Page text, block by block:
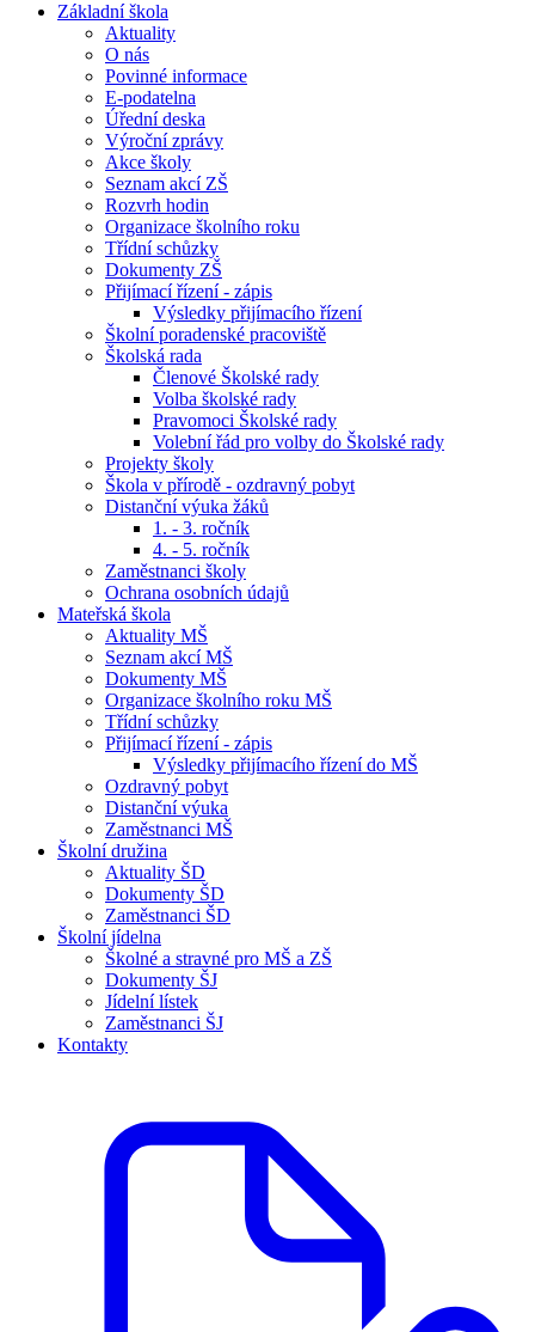
Základní škola
Aktuality
O nás
Povinné informace
E-podatelna
Úřední deska
Výroční zprávy
Akce školy
Seznam akcí ZŠ
Rozvrh hodin
Organizace školního roku
Třídní schůzky
Dokumenty ZŠ
Přijímací řízení - zápis
Výsledky přijímacího řízení
Školní poradenské pracoviště
Školská rada
Členové Školské rady
Volba školské rady
Pravomoci Školské rady
Volební řád pro volby do Školské rady
Projekty školy
Škola v přírodě - ozdravný pobyt
Distanční výuka žáků
1. - 3. ročník
4. - 5. ročník
Zaměstnanci školy
Ochrana osobních údajů
Mateřská škola
Aktuality MŠ
Seznam akcí MŠ
Dokumenty MŠ
Organizace školního roku MŠ
Třídní schůzky
Přijímací řízení - zápis
Výsledky přijímacího řízení do MŠ
Ozdravný pobyt
Distanční výuka
Zaměstnanci MŠ
Školní družina
Aktuality ŠD
Dokumenty ŠD
Zaměstnanci ŠD
Školní jídelna
Školné a stravné pro MŠ a ZŠ
Dokumenty ŠJ
Jídelní lístek
Zaměstnanci ŠJ
Kontakty